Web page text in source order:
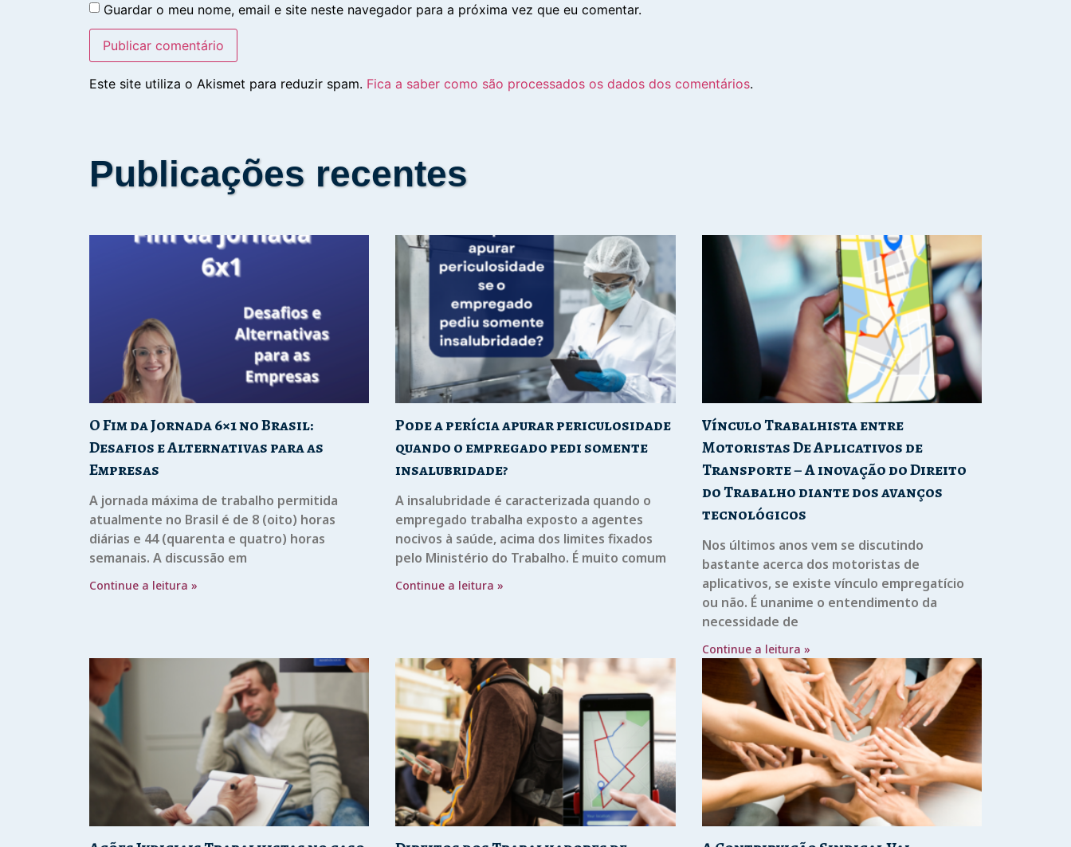
Guardar o meu nome, email e site neste navegador para a próxima vez que eu comentar.
Este site utiliza o Akismet para reduzir spam. Fica a saber como são processados os dados dos comentários.
Publicações recentes
O Fim da Jornada 6×1 no Brasil:
Desafios e Alternativas para as
Empresas
A jornada máxima de trabalho permitida
atualmente no Brasil é de 8 (oito) horas
diárias e 44 (quarenta e quatro) horas
semanais. A discussão em
Continue a leitura »
Pode a perícia apurar periculosidade
quando o empregado pedi somente
insalubridade?
A insalubridade é caracterizada quando o
empregado trabalha exposto a agentes
nocivos à saúde, acima dos limites fixados
pelo Ministério do Trabalho. É muito comum
Continue a leitura »
Vínculo Trabalhista entre
Motoristas De Aplicativos de
Transporte – A inovação do Direito
do Trabalho diante dos avanços
tecnológicos
Nos últimos anos vem se discutindo
bastante acerca dos motoristas de
aplicativos, se existe vínculo empregatício
ou não. É unanime o entendimento da
necessidade de
Continue a leitura »